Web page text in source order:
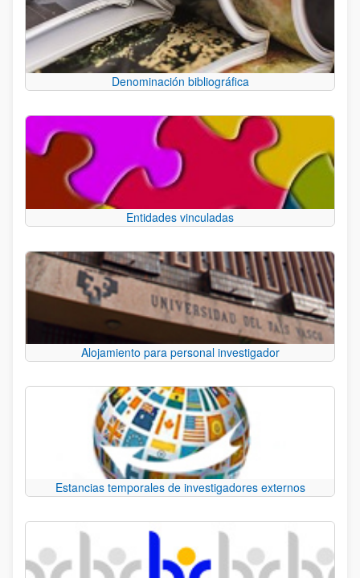
Denominación bibliográfica
Entidades vinculadas
Alojamiento para personal investigador
Estancias temporales de investigadores externos